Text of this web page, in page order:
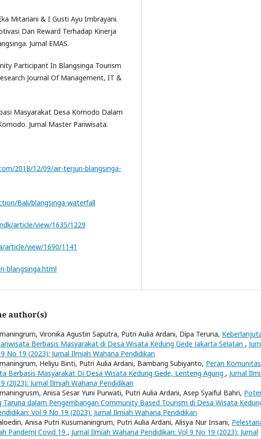
Mitariani & I Gusti Ayu Imbrayani.
Dan Reward Terhadap Kinerja
Jurnal EMAS.
Participant In Blangsinga Tourism
Journal Of Management, IT &
Masyarakat Desa Komodo Dalam
Jurnal Master Pariwisata.
2018/12/09/air-terjun-blangsinga-
Bali/blangsinga-waterfall
article/view/1635/1229
article/view/1690/1141
blangsinga.html
author(s)
Vironika Agustin Saputra, Putri Aulia Ardani, Dipa Teruna,
Berbasis Masyarakat di Desa Wisata Kedung Gede Jakarta Selatan ,
No 19 (2023): Jurnal Ilmiah Wahana Pendidikan
Heliyu Binti, Putri Aulia Ardani, Bambang Subiyanto, Peran Komunitas
Berbasis Masyarakat Di Desa Wisata Kedung Gede, Lenteng Agung , Jurnal
(2023): Jurnal Ilmiah Wahana Pendidikan
Anisa Sesar Yuni Purwati, Putri Aulia Ardani, Asep Syaiful Bahri,
Taruna dalam Pengembangan Community Based Tourism di Desa Wisata
Vol 9 No 19 (2023): Jurnal Ilmiah Wahana Pendidikan
Anisa Putri Kusumaningrum, Putri Aulia Ardani, Alisya Nur Insani,
Pandemi Covid 19 , Jurnal Ilmiah Wahana Pendidikan: Vol 9 No 19 (2023): Jurnal